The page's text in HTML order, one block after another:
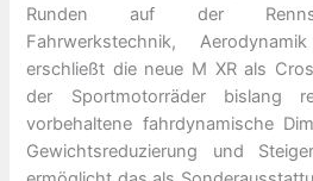
Runden auf der
Fahrwerkstechnik,
erschließt die neue M XR als
der Sportmotorräder bislang
vorbehaltene fahrdynamische
Gewichtsreduzierung und